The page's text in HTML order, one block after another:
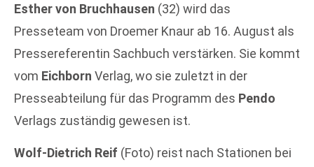
Esther von Bruchhausen (32) wird das
Presseteam von Droemer Knaur ab 16. August als
Pressereferentin Sachbuch verstärken. Sie kommt
vom Eichborn Verlag, wo sie zuletzt in der
Presseabteilung für das Programm des Pendo
Verlags zuständig gewesen ist.
Wolf-Dietrich Reif (Foto) reist nach Stationen bei